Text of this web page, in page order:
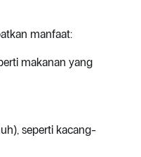
manfaat:
makanan yang
seperti kacang-